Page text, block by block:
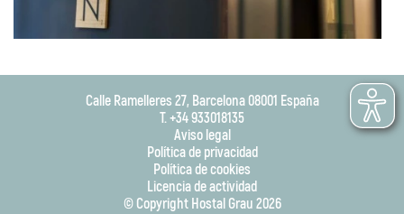
Calle Ramelleres 27, Barcelona 08001 España
T. +34 933018135
Aviso legal
Política de privacidad
Política de cookies
Licencia de actividad
© Copyright Hostal Grau 2026